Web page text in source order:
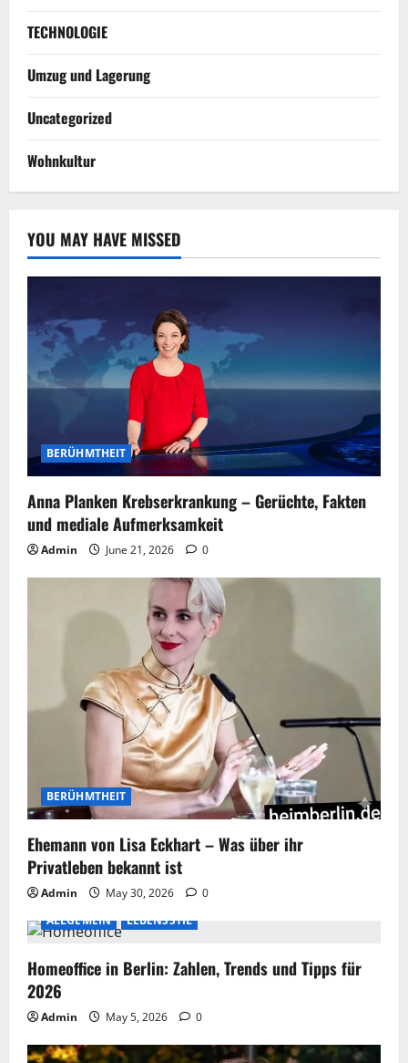
TECHNOLOGIE
Umzug und Lagerung
Uncategorized
Wohnkultur
YOU MAY HAVE MISSED
BERÜHMTHEIT
Anna Planken Krebserkrankung – Gerüchte, Fakten
und mediale Aufmerksamkeit
Admin June 21, 2026 0
BERÜHMTHEIT
Ehemann von Lisa Eckhart – Was über ihr
Privatleben bekannt ist
Admin May 30, 2026
0
ALLGEMEIN
LEBENSSTIL
Homeoffice in Berlin: Zahlen, Trends und Tipps für
2026
Admin May 5, 2026 0